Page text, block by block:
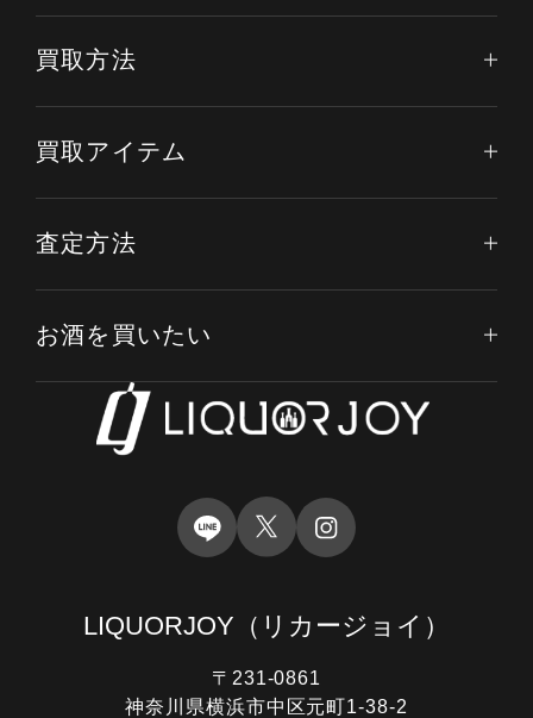
LIQUORJOY （リカージョイ）
〒231-0861
神奈川県横浜市中区元町1-38-2
買取方法
買取アイテム
査定方法
お酒を買いたい